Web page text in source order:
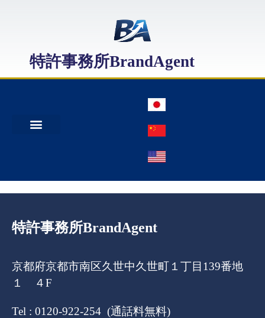
特許事務所BrandAgent
特許事務所BrandAgent
京都府京都市南区久世中久世町１丁目139番地
１ ４F
Tel : 0120-922-254 (通話料無料)